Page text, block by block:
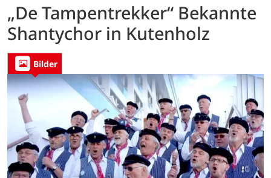
„De Tampentrekker“ Bekannte
Shantychor in Kutenholz
Bilder